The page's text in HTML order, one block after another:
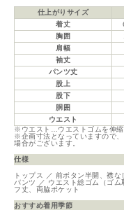
仕上がりサイズ
着丈
胸囲
肩幅
袖丈
パンツ丈
股上
股下
胴囲
ウエスト
※ウエスト…ウエストゴムを伸
※企画寸法となっていますので
場合がございます。
仕様
トップス ／ 前ボタン半開、襟な
パンツ ／ ウエスト総ゴム（ゴ
フ丈、両脇ポケット
おすすめ着用季節